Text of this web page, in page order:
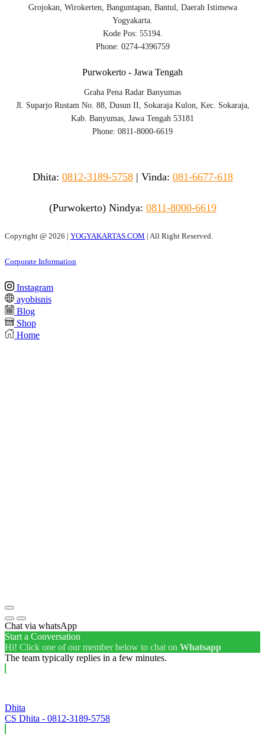
Grojokan, Wirokerten, Banguntapan, Bantul, Daerah Istimewa
Yogyakarta.
Kode Pos: 55194.
Phone: 0274-4396759
Purwokerto - Jawa Tengah
Graha Pena Radar Banyumas
Jl. Suparjo Rustam No. 88, Dusun II, Sokaraja Kulon, Kec. Sokaraja,
Kab. Banyumas, Jawa Tengah 53181
Phone: 0811-8000-6619
Dhita: 0812-3189-5758| Vinda: 081-6677-618
(Purwokerto) Nindya: 0811-8000-6619
Copyright @ 2026 | YOGYAKARTAS.COM | All Right Reserved.
Corporate Information
Instagram
ayobisnis
Blog
Shop
Home
Chat via whatsApp
Start a Conversation
Hi! Click one of our member below to chat on Whatsapp
The team typically replies in a few minutes.
Dhita
CS Dhita - 0812-3189-5758